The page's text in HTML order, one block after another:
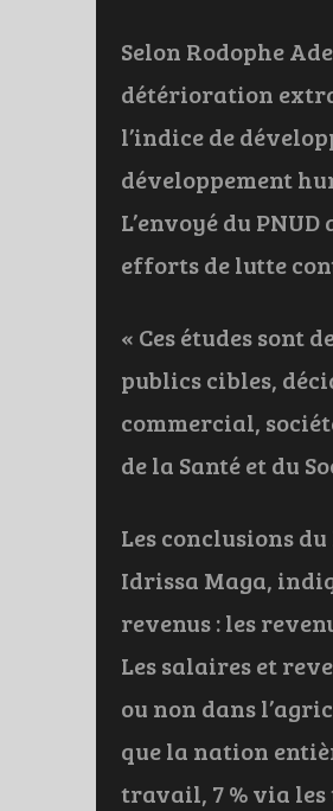
Selon Rodophe
détérioration
l’indice de
développement
L’envoyé du
efforts de lutte
« Ces études sont
publics cibles,
commercial,
de la Santé et du
Les conclusions
Idrissa Maga,
revenus : les
Les salaires et
ou non dans
que la nation
travail, 7 % via